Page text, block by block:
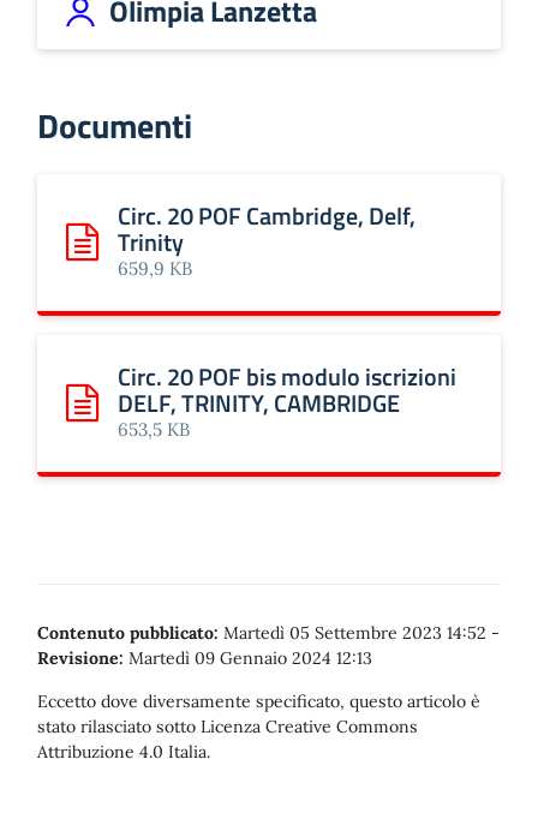
Olimpia Lanzetta
Documenti
Scarica: Circ. 20 POF Cambridge, Delf, Trinity
Circ. 20 POF Cambridge, Delf,
Trinity
659,9 KB
Scarica: Circ. 20 POF bis modulo iscrizioni DELF, TRINITY,
Circ. 20 POF bis modulo iscrizioni
DELF, TRINITY, CAMBRIDGE
653,5 KB
Contenuto pubblicato: Martedì 05 Settembre 2023 14:52 -
Revisione: Martedì 09 Gennaio 2024 12:13
Eccetto dove diversamente specificato, questo articolo è
stato rilasciato sotto Licenza Creative Commons
Attribuzione 4.0 Italia.